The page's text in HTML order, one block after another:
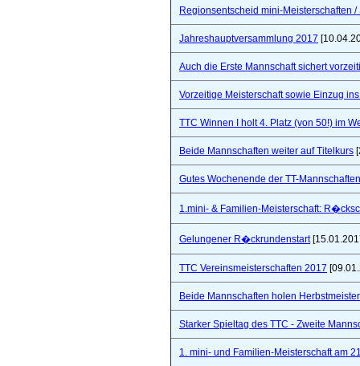
Regionsentscheid mini-Meisterschaften
Jahreshauptversammlung 2017
Auch die Erste Mannschaft sichert
Vorzeitige Meisterschaft sowie Einzug
TTC Winnen I holt 4. Platz (von 50!) im
Beide Mannschaften weiter auf Titelkurs
Gutes Wochenende der TT-
1.mini- & Familien-Meisterschaft:
Gelungener R�ckrundenstart
TTC Vereinsmeisterschaften 2017
Beide Mannschaften holen
Starker Spieltag des TTC - Zweite
1. mini- und Familien-Meisterschaft am